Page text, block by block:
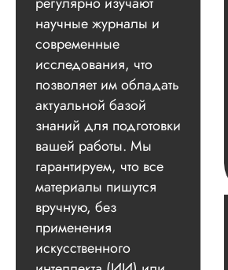
научные журналы и
современные
исследования, что
позволяет им обладать
актуальной базой
знаний для подготовки
вашей работы. Мы
гарантируем, что все
материалы пишутся
вручную, без
применения
искусственного